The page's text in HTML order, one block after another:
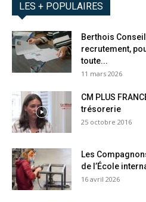
LES + POPULAIRES
Berthois
recrutement,
toute...
11 mars 2026
CM PLUS
trésorerie
25 octobre 2016
Les
de l’École
16 avril 2026